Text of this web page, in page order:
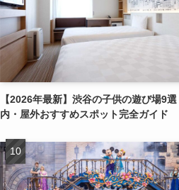
【2026年最新】渋谷の子供の遊び場9
内・屋外おすすめスポット完全ガイド